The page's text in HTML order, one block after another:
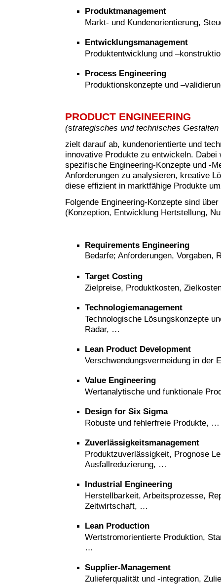
Produktmanagement
Markt- und Kundenorientierung,
Entwicklungsmanagement
Produktentwicklung und
Process Engineering
Produktionskonzepte und
PRODUCT ENGINEERING
(strategisches und technisches
zielt darauf ab, kundenorientierte und
innovative Produkte zu entwickeln.
spezifische Engineering-Konzepte und -
Anforderungen zu analysieren, kreative
diese effizient in marktfähige Produkte
Folgende Engineering-Konzepte sind
(Konzeption, Entwicklung Hertstellung,
Requirements Engineering
Bedarfe; Anforderungen, Vorgaben,
Target Costing
Zielpreise, Produktkosten,
Technologiemanagement
Technologische Lösungskonzepte
Radar, …
Lean Product Development
Verschwendungsvermeidung in der
Value Engineering
Wertanalytische und funktionale
Design for Six Sigma
Robuste und fehlerfreie Produkte, …
Zuverlässigkeitsmanagement
Produktzuverlässigkeit, Prognose
Ausfallreduzierung, …
Industrial Engineering
Herstellbarkeit, Arbeitsprozesse,
Zeitwirtschaft, …
Lean Production
Wertstromorientierte Produktion,
Supplier-Management
Zulieferqualität und -integration,